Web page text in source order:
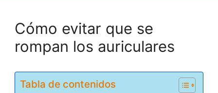
Cómo evitar que se
rompan los auriculares
Tabla de contenidos